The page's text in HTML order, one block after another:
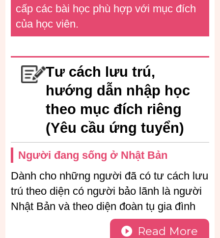
cấp các bài học phù hợp với mục đích
của học viên.
Tư cách lưu trú,
hướng dẫn nhập học
theo mục đích riêng
(Yêu cầu ứng tuyển)
Người đang sống ở Nhật Bản
Dành cho những người đã có tư cách lưu
trú theo diện có người bảo lãnh là người
Nhật Bản và theo diện đoàn tụ gia đình
Read More